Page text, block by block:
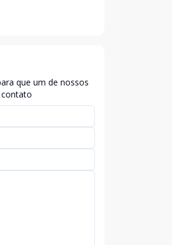
que um de nossos